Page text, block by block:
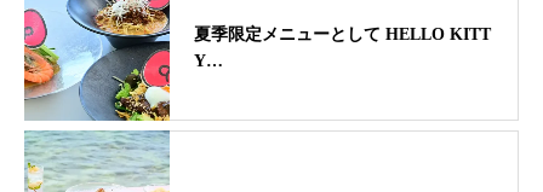
夏季限定メニューとして HELLO KITT
Y…